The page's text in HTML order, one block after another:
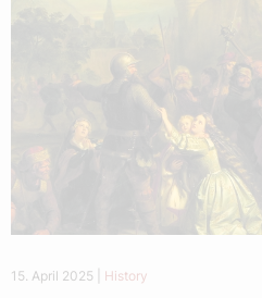
15. April 2025 History